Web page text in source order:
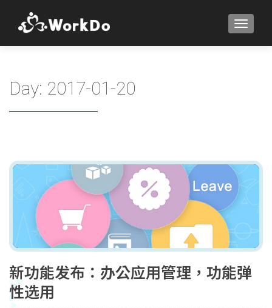
Day: 2017-01-20
新功能发布：办公应用管理，功能弹
性选用